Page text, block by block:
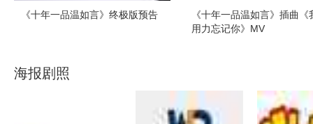
《十年一品温如言》终极版预告
《十年一品温如言》插曲《
用力忘记你》MV
海报剧照